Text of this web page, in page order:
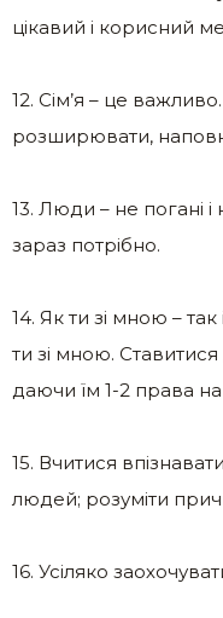
цікавий і корисний
12. Сім’я – це
розширювати,
13. Люди – не погані і
зараз потрібно.
14. Як ти зі мною – так
ти зі мною.
даючи їм 1-2 права
15. Вчитися
людей; розуміти
16. Усіляко